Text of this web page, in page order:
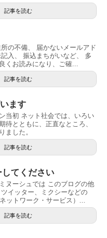
記事を読む
の不備、 届かないメールアド
入、 振込まちがいなど、 多
くお読みになり、ご確...
記事を読む
ます
当初 ネット社会では、いろい
待とともに、正直なところ、
ました。
記事を読む
てください
ヌーシュでは このブログの他
イッター、ミクシーなどの
ットワーク・サービス）...
記事を読む